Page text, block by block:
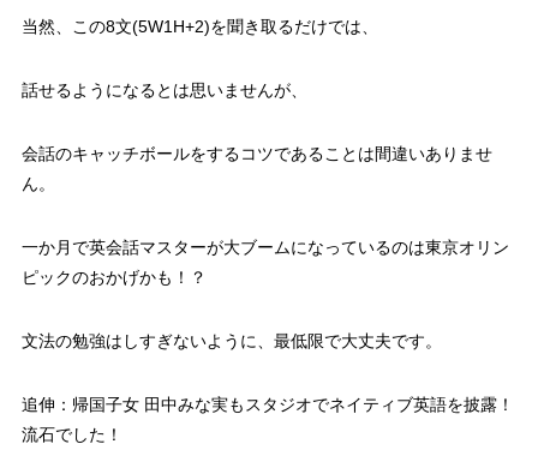
当然、この8文(5W1H+2)を聞き取るだけでは、
話せるようになるとは思いませんが、
会話のキャッチボールをするコツであることは間違いありませ
ん。
一か月で英会話マスターが大ブームになっているのは東京オリン
ピックのおかげかも！？
文法の勉強はしすぎないように、最低限で大丈夫です。
追伸：帰国子女 田中みな実もスタジオでネイティブ英語を披露！
流石でした！